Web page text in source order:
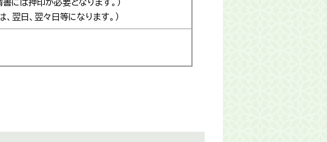
には押印が必要となります。）
翌日、翌々日等になります。）